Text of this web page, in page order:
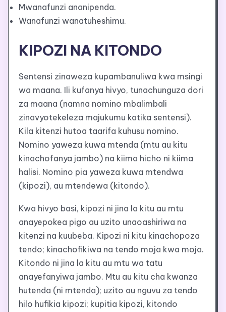
Mwanafunzi ananipenda.
Wanafunzi wanatuheshimu.
KIPOZI NA KITONDO
Sentensi zinaweza kupambanuliwa kwa msingi
wa maana. Ili kufanya hivyo, tunachunguza dori
za maana (namna nomino mbalimbali
zinavyotekeleza majukumu katika sentensi).
Kila kitenzi hutoa taarifa kuhusu nomino.
Nomino yaweza kuwa mtenda (mtu au kitu
kinachofanya jambo) na kiima hicho ni kiima
halisi. Nomino pia yaweza kuwa mtendwa
(kipozi), au mtendewa (kitondo).
Kwa hivyo basi, kipozi ni jina la kitu au mtu
anayepokea pigo au uzito unaoashiriwa na
kitenzi na kuubeba. Kipozi ni kitu kinachopoza
tendo; kinachofikiwa na tendo moja kwa moja.
Kitondo ni jina la kitu au mtu wa tatu
anayefanyiwa jambo. Mtu au kitu cha kwanza
hutenda (ni mtenda); uzito au nguvu za tendo
hilo hufikia kipozi; kupitia kipozi, kitondo